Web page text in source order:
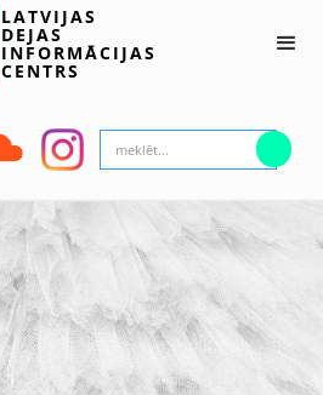
LATVIJAS
DEJAS
INFORMĀCIJAS
CENTRS